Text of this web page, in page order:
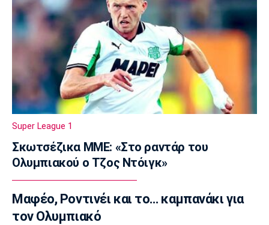
Ιωνικός: Ενισχύθηκε με τον Παγώνη
13:50
Εθνικές Μπάσκετ
Σκούμα: «Είμαστε ενωμένες και
προετοιμασμένες»
Super League 1
Ηλιόπουλος σε Πήλιο: «Υπήρχαν άνθρωποι
που σε αμφισβήτησαν» (vid)
13:20
Super League 2
ΑΕΛ: Πήρε τον Τσιγγάρα
13:05
EuroLeague
Super League 1
Σκωτσέζικα ΜΜΕ: «Στο ραντάρ του
Ολυμπιακού ο Τζος Ντόιγκ»
Μαφέο, Ροντινέι και το… καμπανάκι για
τον Ολυμπιακό